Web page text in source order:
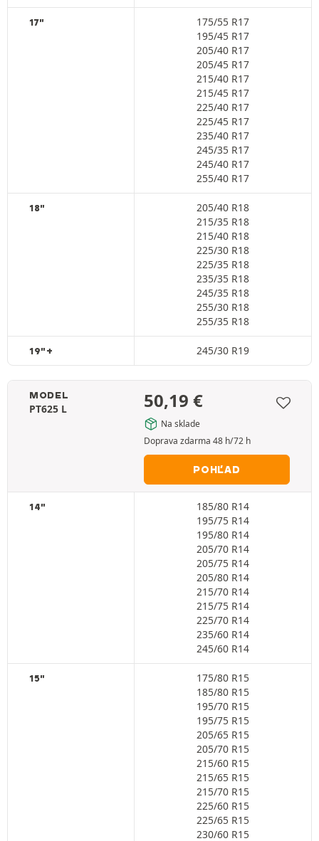
17"
175/55 R17
195/45 R17
205/40 R17
205/45 R17
215/40 R17
215/45 R17
225/40 R17
225/45 R17
235/40 R17
245/35 R17
245/40 R17
255/40 R17
18"
205/40 R18
215/35 R18
215/40 R18
225/30 R18
225/35 R18
235/35 R18
245/35 R18
255/30 R18
255/35 R18
19"+ 245/30 R19
MODEL
PT625 L 50,19 €
Na sklade
Doprava zdarma 48 h/72 h
POHĽAD
14"
185/80 R14
195/75 R14
195/80 R14
205/70 R14
205/75 R14
205/80 R14
215/70 R14
215/75 R14
225/70 R14
235/60 R14
245/60 R14
15"
175/80 R15
185/80 R15
195/70 R15
195/75 R15
205/65 R15
205/70 R15
215/60 R15
215/65 R15
215/70 R15
225/60 R15
225/65 R15
230/60 R15